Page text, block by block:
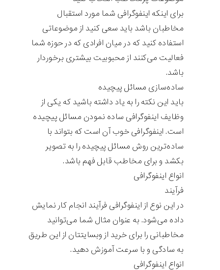
برای اینکه اینفوگرافی شما مورد استقبال
مخاطبان باشد باید سعی کنید از موضوعاتی
استفاده کنید که در میان افرادی که در حوزه شما
فعالیت می‌کنند از محبوبیت بیشتری برخوردار
باشد.
ساده‌سازی مسائل پیچیده
باید این نکته را به یاد داشته باشید که یکی از
وظایف اینفوگرافی ساده نمودن مسائل پیچیده
است. اینفوگرافی خوب آن است که بتواند با
ساده‌ترین روش مسائل پیچیده را به تصویر
بکشد و برای مخاطب قابل فهم باشد.
انواع اینفوگرافی
فرآیند
در این نوع از اینفوگرافی فرآیند انجام کار نمایش
داده می‌شود. به عنوان مثال شما می‌توانید
مخاطبانی را برای خرید از وبسایتتان از این طریق
به سادگی و با سرعت آموزش دهید.
انواع اینفوگرافی